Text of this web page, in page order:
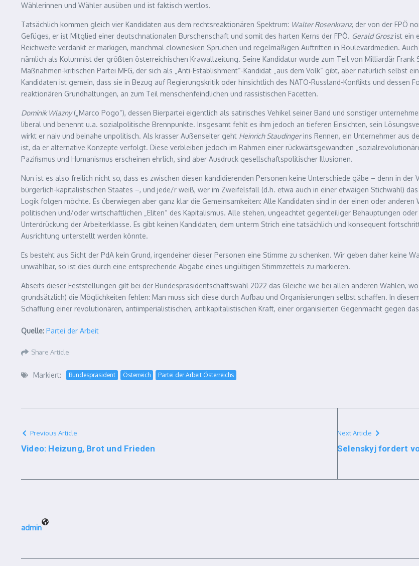
Wählerinnen und Wähler ausüben und ist faktisch wertlos.
Tatsächlich kommen gleich vier Kandidaten aus dem rechtsreaktionären Spektrum: Walter Rosenkranz, der von der FPÖ
Gefüges, er ist Mitglied einer deutschnationalen Burschenschaft und somit des harten Kerns der FPÖ. Gerald Groszist ein
Reichweite verdankt er markigen, manchmal clownesken Sprüchen und regelmäßigen Auftritten in Boulevardmedien. Auch
nämlich als Kolumnist der größten österreichischen Krawallzeitung. Seine Kandidatur wurde zum Teil von Milliardär Frank
Maßnahmen-kritischen Partei MFG, der sich als „Anti-Establishment“-Kandidat „aus dem Volk“ gibt, aber natürlich selbst
Kandidaten ist gemein, dass sie in Bezug auf Regierungskritik oder hinsichtlich des NATO-Russland-Konflikts und dessen
reaktionären Grundhaltungen, an zum Teil menschenfeindlichen und rassistischen Facetten.
Dominik Wlazny(„Marco Pogo“), dessen Bierpartei eigentlich als satirisches Vehikel seiner Band und sonstiger
liberal und benennt u.a. sozialpolitische Brennpunkte. Insgesamt fehlt es ihm jedoch an tieferen Einsichten, sein
wirkt er naiv und beinahe unpolitisch. Als krasser Außenseiter geht Heinrich Staudingerins Rennen, ein Unternehmer aus
ist, da er alternative Konzepte verfolgt. Diese verbleiben jedoch im Rahmen einer rückwärtsgewandten
Pazifismus und Humanismus erscheinen ehrlich, sind aber Ausdruck gesellschaftspolitischer Illusionen.
Nun ist es also freilich nicht so, dass es zwischen diesen kandidierenden Personen keine Unterschiede gäbe – denn in
bürgerlich-kapitalistischen Staates –, und jede/r weiß, wer im Zweifelsfall (d.h. etwa auch in einer etwaigen Stichwahl)
Logik folgen möchte. Es überwiegen aber ganz klar die Gemeinsamkeiten: Alle Kandidaten sind in der einen oder
politischen und/oder wirtschaftlichen „Eliten“ des Kapitalismus. Alle stehen, ungeachtet gegenteiliger Behauptungen
Unterdrückung der Arbeiterklasse. Es gibt keinen Kandidaten, dem unterm Strich eine tatsächlich und konsequent
Ausrichtung unterstellt werden könnte.
Es besteht aus Sicht der PdA kein Grund, irgendeiner dieser Personen eine Stimme zu schenken. Wir geben daher keine
unwählbar, so ist dies durch eine entsprechende Abgabe eines ungültigen Stimmzettels zu markieren.
Abseits dieser Feststellungen gilt bei der Bundespräsidentschaftswahl 2022 das Gleiche wie bei allen anderen Wahlen,
grundsätzlich) die Möglichkeiten fehlen: Man muss sich diese durch Aufbau und Organisierungen selbst schaffen. In
Schaffung einer revolutionären, antiimperialistischen, antikapitalistischen Kraft, einer organisierten Gegenmacht gegen
Quelle: Partei der Arbeit
Share Article
Markiert: Bundespräsident Österreich Partei der Arbeit Österreichs
Previous Article
Video: Heizung, Brot und Frieden
Next Article
Selenskyj fordert
admin